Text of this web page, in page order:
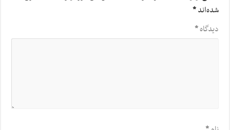
شده‌اند*
دیدگاه*